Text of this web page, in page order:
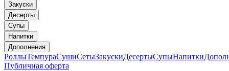
Закуски
Десерты
Супы
Напитки
Дополнения
РоллыТемпураСушиСетыЗакускиДесертыСупыНапитки
Публичная оферта